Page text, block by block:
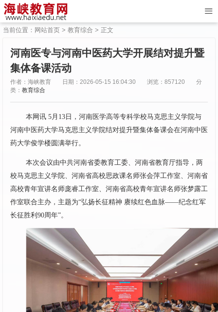
当前位置： 网站首页 > 教育综合 > 正文
河南医专与河南中医药大学开展结对提升暨
集体备课活动
作者：海峡教育 日期：2026-05-15 16:04:30 浏览：857120
分
类： 教育综合
本网讯 5月13日，河南医学高等专科学校马克思主义学院与
河南中医药大学马克思主义学院结对提升暨集体备课会在河南中医
药大学俊学楼圆满举行。
本次会议由中共河南省委教育工委、河南省教育厅指导，两
校马克思主义学院、河南省高校思政课名师张会萍工作室、河南省
高校青年宣讲名师庞睿工作室、河南省高校青年宣讲名师张梦露工
作室联合主办，主题为“弘扬长征精神 赓续红色血脉——纪念红军
长征胜利90周年”。